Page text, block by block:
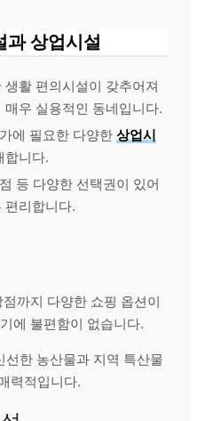
과 상업시설
생활 편의시설이 갖추어져
매우 실용적인 동네입니다.
에 필요한 다양한 상업시
합니다.
등 다양한 선택권이 있어
편리합니다.
까지 다양한 쇼핑 옵션이
에 불편함이 없습니다.
선한 농산물과 지역 특산물
력적입니다.